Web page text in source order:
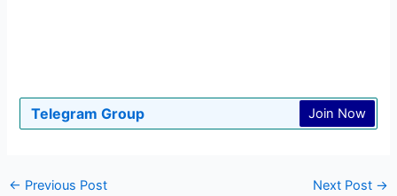
Telegram Group Join Now
← Previous Post Next Post →